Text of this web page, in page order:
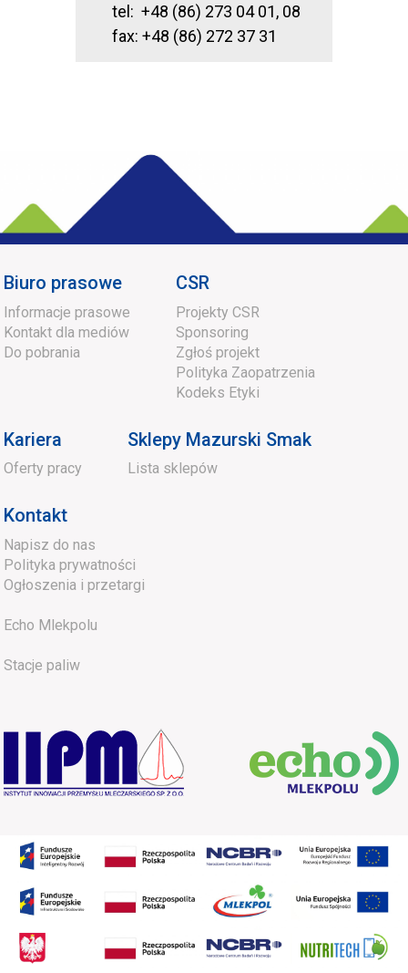
tel: +48 (86) 273 04 01, 08
fax: +48 (86) 272 37 31
Biuro prasowe
Informacje prasowe
Kontakt dla mediów
Do pobrania
CSR
Projekty CSR
Sponsoring
Zgłoś projekt
Polityka Zaopatrzenia
Kodeks Etyki
Kariera
Oferty pracy
Sklepy Mazurski Smak
Lista sklepów
Kontakt
Napisz do nas
Polityka prywatności
Ogłoszenia i przetargi
Echo Mlekpolu
Stacje paliw